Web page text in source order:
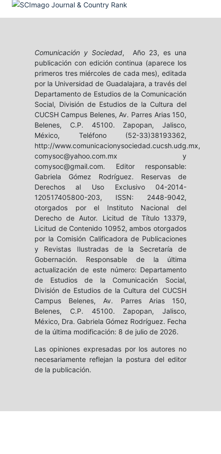
Comunicación y Sociedad, Año 23, es una
publicación con edición continua (aparece los
primeros tres miércoles de cada mes), editada
por la Universidad de Guadalajara, a través del
Departamento de Estudios de la Comunicación
Social, División de Estudios de la Cultura del
CUCSH Campus Belenes, Av. Parres Arias 150,
Belenes, C.P. 45100. Zapopan, Jalisco,
México, Teléfono (52-33)38193362,
http://www.comunicacionysociedad.cucsh.udg.mx,
comysoc@yahoo.com.mx y
comysoc@gmail.com. Editor responsable:
Gabriela Gómez Rodríguez. Reservas de
Derechos al Uso Exclusivo 04-2014-
120517405800-203, ISSN: 2448-9042,
otorgados por el Instituto Nacional del
Derecho de Autor. Licitud de Título 13379,
Licitud de Contenido 10952, ambos otorgados
por la Comisión Calificadora de Publicaciones
y Revistas Ilustradas de la Secretaría de
Gobernación. Responsable de la última
actualización de este número: Departamento
de Estudios de la Comunicación Social,
División de Estudios de la Cultura del CUCSH
Campus Belenes, Av. Parres Arias 150,
Belenes, C.P. 45100. Zapopan, Jalisco,
México, Dra. Gabriela Gómez Rodríguez. Fecha
de la última modificación: 8 de julio de 2026.
Las opiniones expresadas por los autores no
necesariamente reflejan la postura del editor
de la publicación.